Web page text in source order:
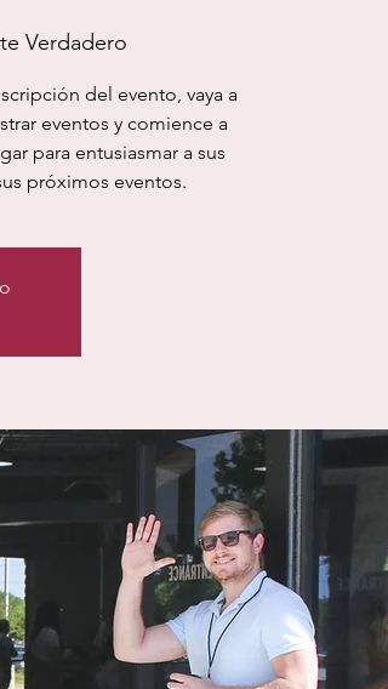
Verdadero
del evento, vaya a
eventos y comience a
para entusiasmar a sus
próximos eventos.